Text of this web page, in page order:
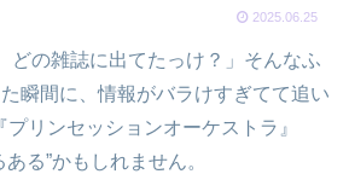
2025.06.25
どの雑誌に出てたっけ？」そんなふ
瞬間に、情報がバラけすぎてて追い
リンセッションオーケストラ』
る”かもしれません。